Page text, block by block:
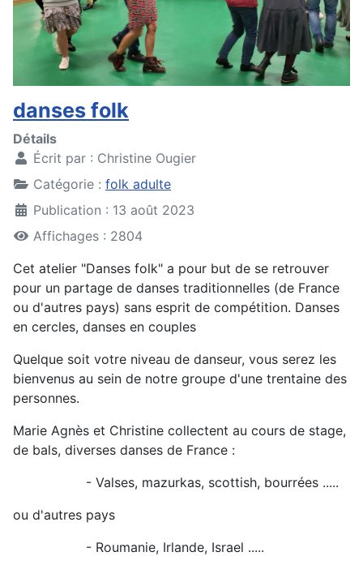
danses folk
Détails
Écrit par : Christine Ougier
Catégorie : folk adulte
Publication : 13 août 2023
Affichages : 2804
Cet atelier "Danses folk" a pour but de se retrouver
pour un partage de danses traditionnelles (de France
ou d'autres pays) sans esprit de compétition. Danses
en cercles, danses en couples
Quelque soit votre niveau de danseur, vous serez les
bienvenus au sein de notre groupe d'une trentaine des
personnes.
Marie Agnès et Christine collectent au cours de stage,
de bals, diverses danses de France :
- Valses, mazurkas, scottish, bourrées .....
ou d'autres pays
- Roumanie, Irlande, Israel .....